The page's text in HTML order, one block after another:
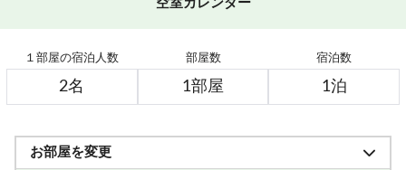
■アメニティ
タオル・歯ブラシ・バスタオル・浴衣をご用意してお
連泊時の交換は有料となります。
ドライヤーはお部屋に備え付けております。
空室カレンダー
１部屋の宿泊人数 部屋数 宿泊数
お部屋を変更